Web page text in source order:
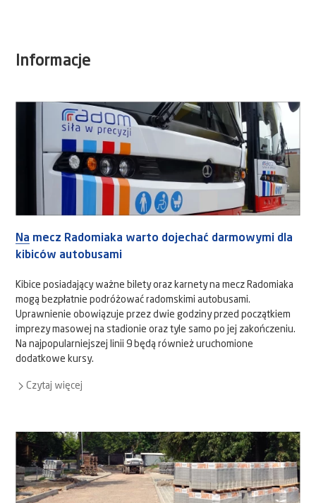
Informacje
Na mecz Radomiaka warto dojechać darmowymi dla
kibiców autobusami
Kibice posiadający ważne bilety oraz karnety na mecz Radomiaka
mogą bezpłatnie podróżować radomskimi autobusami.
Uprawnienie obowiązuje przez dwie godziny przed początkiem
imprezy masowej na stadionie oraz tyle samo po jej zakończeniu.
Na najpopularniejszej linii 9 będą również uruchomione
dodatkowe kursy.
Czytaj więcej